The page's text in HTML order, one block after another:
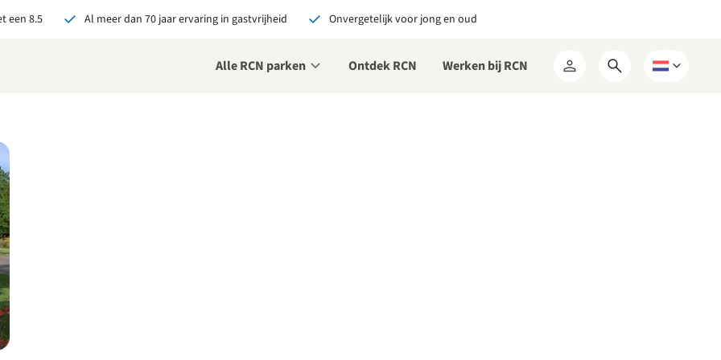
een 8.5 Al meer dan 70 jaar ervaring in gastvrijheid Onvergetelijk voor jong en oud
Alle RCN parken Ontdek RCN Werken bij RCN
Mijn
Open
Kies
bij RCN boekt, krijg je:
Exclusieve voordelen
Persoonlijk contact
alle voordelen